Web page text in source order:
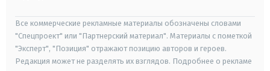
Все коммерческие рекламные материалы обозначены словами
"Спецпроект" или "Партнерский материал". Материалы с пометкой
"Эксперт", "Позиция" отражают позицию авторов и героев.
Редакция может не разделять их взглядов. Подробнее о рекламе